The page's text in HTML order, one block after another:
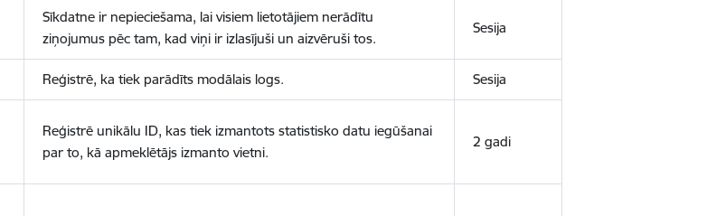
Sīkdatne ir nepieciešama, lai visiem lietotājiem nerādītu
ziņojumus pēc tam, kad viņi ir izlasījuši un aizvēruši tos.
Sesija
Reģistrē, ka tiek parādīts modālais logs. Sesija
Reģistrē unikālu ID, kas tiek izmantots statistisko datu iegūšanai
par to, kā apmeklētājs izmanto vietni.
2 gadi